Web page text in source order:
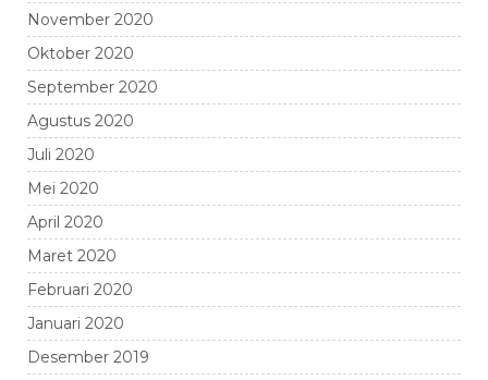
November 2020
Oktober 2020
September 2020
Agustus 2020
Juli 2020
Mei 2020
April 2020
Maret 2020
Februari 2020
Januari 2020
Desember 2019